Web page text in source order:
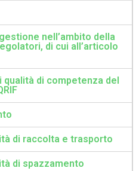
nell’ambito della
di cui all’articolo
qualità di competenza del
di raccolta e trasporto
di spazzamento